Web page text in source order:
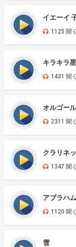
イエーイ
1125 聞く
キラキラ
1431 聞く
オルゴー
2311 聞く
クラリネ
1347 聞く
アブラハ
1120 聞く
雪